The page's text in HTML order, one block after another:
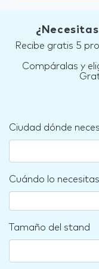
Recibe gratis 5
Compáralas y
Ciudad dónde
Cuándo lo necesitas
Tamaño del stand